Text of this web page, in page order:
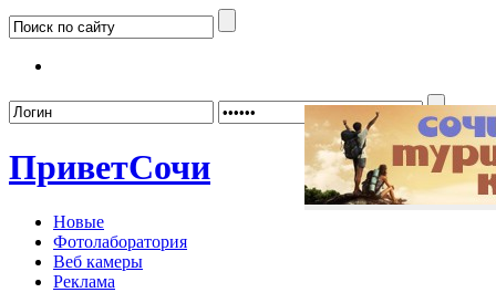
ПриветСочи
Новые
Фотолаборатория
Веб камеры
Реклама